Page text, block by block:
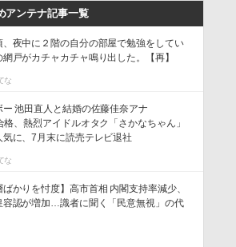
アンテナ記事一覧
、夜中に２階の自分の部屋で勉強をしてい
網戸がカチャカチャ鳴り出した。【再】
な
ー 池田直人と結婚の佐藤佳奈アナ
格、熱烈アイドルオタク「さかなちゃん」
気に、7月末に読売テレビ退社
な
ばかりを忖度】高市首相 内閣支持率減少、
容認が増加…識者に聞く「民意無視」の代